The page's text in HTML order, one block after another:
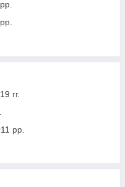
2001 гг.
рр.
рр.
рр.
рр.
CV36) 2006-2015 гг.
гг.
рр.